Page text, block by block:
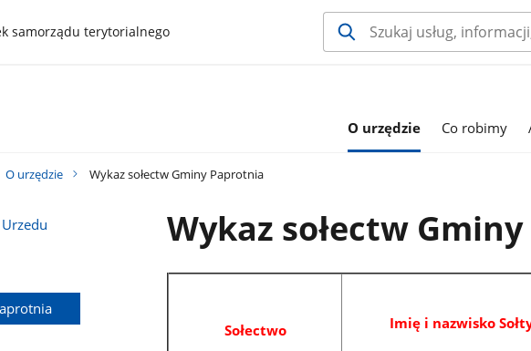
samorządu terytorialnego
O urzędzie Co robimy
O urzędzie Wykaz sołectw Gminy Paprotnia
Wykaz sołectw
Sołectwo Imię i nazwisko